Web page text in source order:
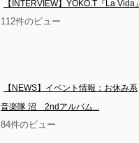
【INTERVIEW】YOKO.T『La Vida』
112件のビュー
【NEWS】イベント情報：お休み系
音楽隊 沼　2ndアルバム...
84件のビュー